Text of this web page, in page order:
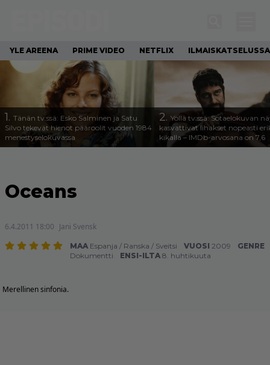
YLE AREENA PRIME VIDEO NETFLIX ILMAISKATSELUSSA
1. Tänän tv:ssä: Esko Salminen ja Satu
Silvo tekevät hienot pääroolit vuoden 1984
menestyselokuvassa
2. Yöllä tv:ssä: Sotaelokuvan
kasvattivat lihakset nopeasti
kikalla – IMDb-arvosana on 7,6
Oceans
6.4.2011 18:00 Jani Svensk
MAA Espanja / Ranska / Sveitsi VUOSI 2009
GENRE
Dokumentti
ENSI-ILTA 8. huhtikuuta
Merellinen sinfonia.